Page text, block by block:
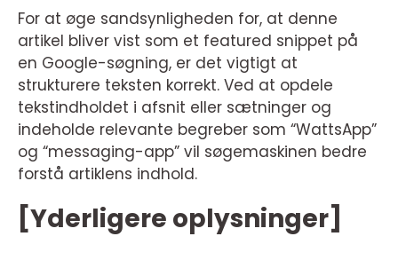
For at øge sandsynligheden for, at denne
artikel bliver vist som et featured snippet på
en Google-søgning, er det vigtigt at
strukturere teksten korrekt. Ved at opdele
tekstindholdet i afsnit eller sætninger og
indeholde relevante begreber som “WattsApp”
og “messaging-app” vil søgemaskinen bedre
forstå artiklens indhold.
[Yderligere oplysninger]